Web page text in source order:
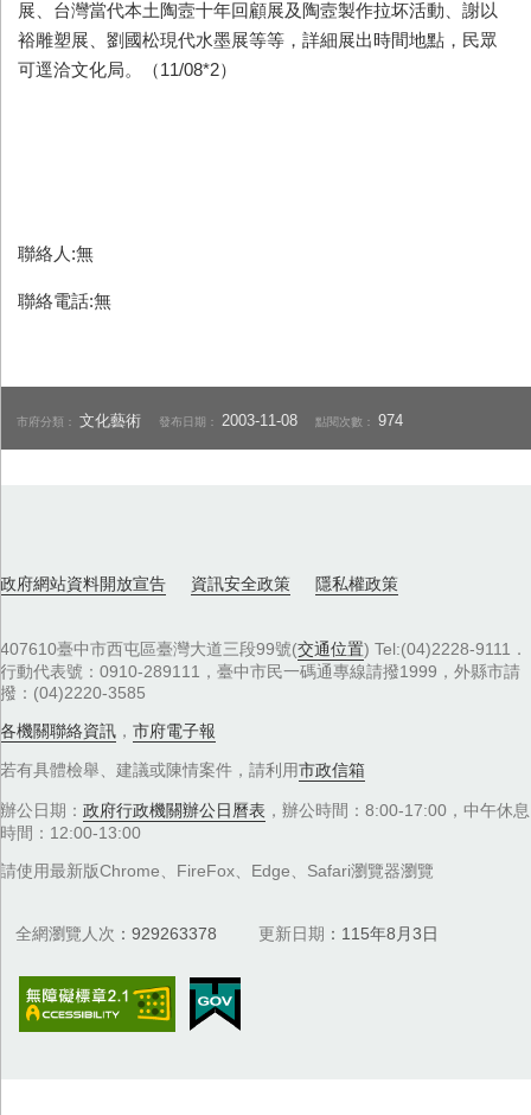
展、台灣當代本土陶壼十年回顧展及陶壼製作拉坏活動、謝以
裕雕塑展、劉國松現代水墨展等等，詳細展出時間地點，民眾
可逕洽文化局。（11/08*2）
聯絡人:無
聯絡電話:無
市府分類：文化藝術 發布日期： 2003-11-08 點閱次數：974
政府網站資料開放宣告 資訊安全政策 隱私權政策
407610臺中市西屯區臺灣大道三段99號(交通位置) Tel:(04)2228-9111．
行動代表號：0910-289111，臺中市民一碼通專線請撥1999，外縣市請
撥：(04)2220-3585
各機關聯絡資訊 ， 市府電子報
若有具體檢舉、建議或陳情案件，請利用市政信箱
辦公日期： 政府行政機關辦公日曆表 ，辦公時間：8:00-17:00，中午休息
時間：12:00-13:00
請使用最新版Chrome、FireFox、Edge、Safari瀏覽器瀏覽
全網瀏覽人次 929263378 更新日期 115年8月3日